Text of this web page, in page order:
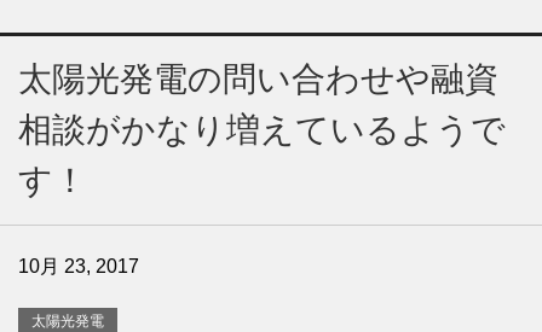
太陽光発電の問い合わせや融資
相談がかなり増えているようで
す！
10月 23, 2017
太陽光発電